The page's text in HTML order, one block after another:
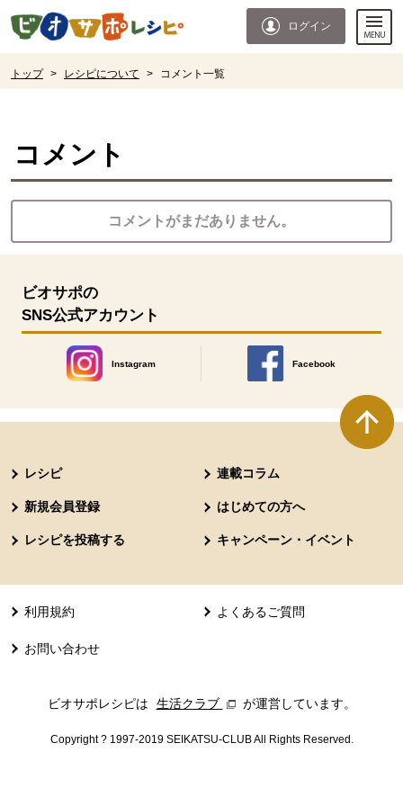
ページの先頭です。
ログイン
トップ > レシピについて > コメント一覧
コメント
コメントがまだありません。
ビオサポの
SNS公式アカウント
Instagram
別のウィンドウで開きます。
Facebook
別のウィンドウで開きます
レシピ 連載コラム
新規会員登録 はじめての方へ
レシピを投稿する キャンペーン・イベント
利用規約 よくあるご質問
お問い合わせ
ビオサポレシピは 生活クラブ 別のウィンドウで開きます。
が運営しています。
Copyright ? 1997-2019 SEIKATSU-CLUB All Rights Reserved.